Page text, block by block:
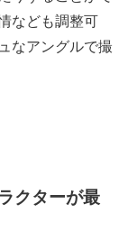
なども調整可
なアングルで撮
クターが最